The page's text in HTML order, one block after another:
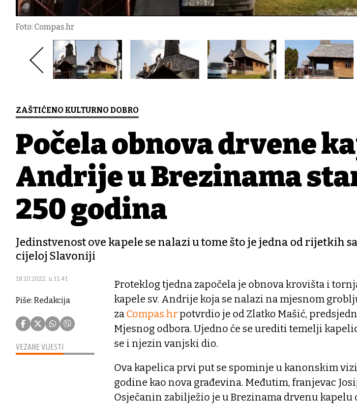
Foto: Compas.hr
ZAŠTIĆENO KULTURNO DOBRO
Počela obnova drvene
Andrije u Brezinama
250 godina
Jedinstvenost ove kapele se nalazi u tome što je jedna od rijetkih
cijeloj Slavoniji
18.10.2022. u 11:41
Piše: Redakcija
VEZANE VIJESTI
Proteklog tjedna započela je obnova krovišta i
kapele sv. Andrije koja se nalazi na mjesnom
za Compas.hr potvrdio je od Zlatko Mašić,
Mjesnog odbora. Ujedno će se urediti temelji
se i njezin vanjski dio.
Ova kapelica prvi put se spominje u kanonskim
godine kao nova građevina. Međutim, franjevac
Osječanin zabilježio je u Brezinama drvenu kapelu